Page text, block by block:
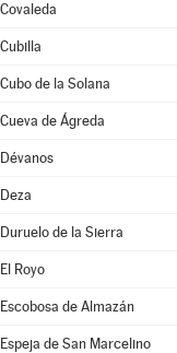
Covaleda
Cubilla
Cubo de la Solana
Cueva de Ágreda
Dévanos
Deza
Duruelo de la Sierra
El Royo
Escobosa de Almazán
Espeja de San Marcelino